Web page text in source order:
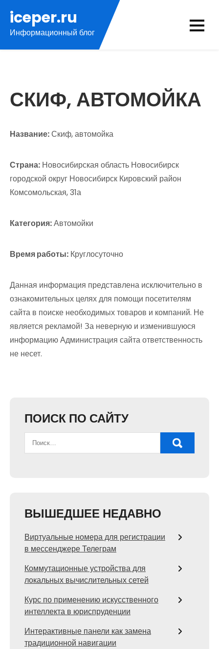
содержимому
iceper.ru
Информационный блог
СКИФ, АВТОМОЙКА
Название:Скиф, автомойка
Страна: Новосибирская область Новосибирск
городской округ Новосибирск Кировский район
Комсомольская, 31а
Категория:Автомойки
Время работы: Круглосуточно
Данная информация представлена исключительно в
ознакомительных целях для помощи посетителям
сайта в поиске необходимых товаров и компаний. Не
является рекламой! За неверную и изменившуюся
информацию Администрация сайта ответственность
не несет.
ПОИСК ПО САЙТУ
ВЫШЕДШЕЕ НЕДАВНО
Виртуальные номера для регистрации
в мессенджере Телеграм
Коммутационные устройства для
локальных вычислительных сетей
Курс по применению искусственного
интеллекта в юриспруденции
Интерактивные панели как замена
традиционной навигации